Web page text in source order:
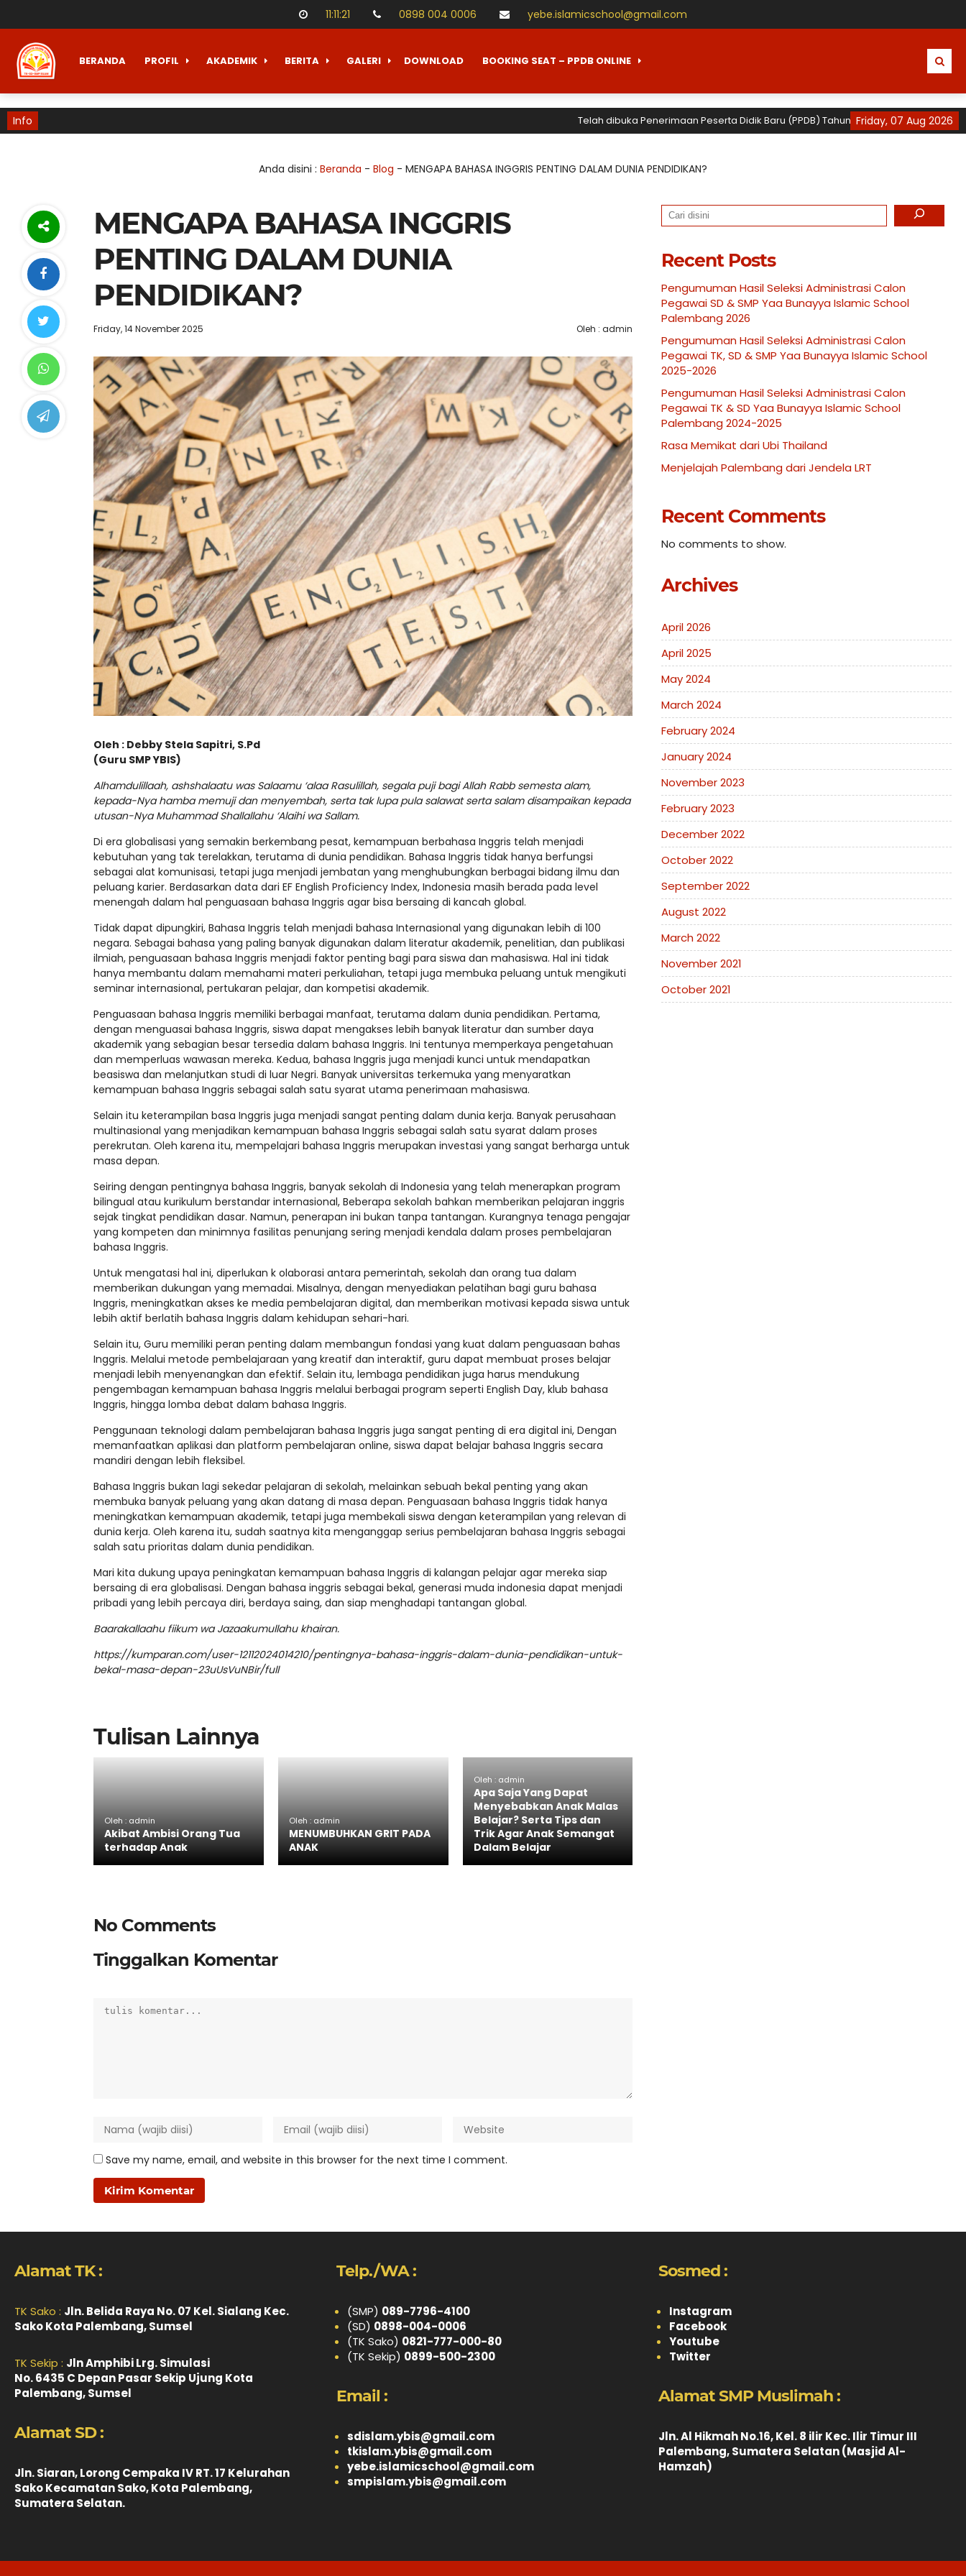
11:11:22 0898 004 0006 yebe.islamicschool@gmail.com
BERANDA PROFIL AKADEMIK BERITA GALERI DOWNLOAD BOOKING SEAT – PPDB ONLINE
Info Friday, 07 Aug 2026
Telah dibuka Penerimaan Peserta Didik Baru (PPDB) Tahun Ajaran 2026 / 2027 untuk
Anda disini : Beranda - Blog - MENGAPA BAHASA INGGRIS PENTING DALAM DUNIA PENDIDIKAN?
MENGAPA BAHASA INGGRIS
PENTING DALAM DUNIA
PENDIDIKAN?
Friday, 14 November 2025 Oleh : admin
Oleh : Debby Stela Sapitri, S.Pd
(Guru SMP YBIS)
Alhamdulillaah, ashshalaatu was Salaamu ‘alaa Rasulillah, segala puji bagi Allah Rabb semesta alam,
kepada-Nya hamba memuji dan menyembah, serta tak lupa pula salawat serta salam disampaikan kepada
utusan-Nya Muhammad Shallallahu ‘Alaihi wa Sallam.
Di era globalisasi yang semakin berkembang pesat, kemampuan berbahasa Inggris telah menjadi
kebutuhan yang tak terelakkan, terutama di dunia pendidikan. Bahasa Inggris tidak hanya berfungsi
sebagai alat komunisasi, tetapi juga menjadi jembatan yang menghubungkan berbagai bidang ilmu dan
peluang karier. Berdasarkan data dari EF English Proficiency Index, Indonesia masih berada pada level
menengah dalam hal penguasaan bahasa Inggris agar bisa bersaing di kancah global.
Tidak dapat dipungkiri, Bahasa Inggris telah menjadi bahasa Internasional yang digunakan lebih di 100
negara. Sebagai bahasa yang paling banyak digunakan dalam literatur akademik, penelitian, dan publikasi
ilmiah, penguasaan bahasa Inggris menjadi faktor penting bagi para siswa dan mahasiswa. Hal ini tidak
hanya membantu dalam memahami materi perkuliahan, tetapi juga membuka peluang untuk mengikuti
seminar internasional, pertukaran pelajar, dan kompetisi akademik.
Penguasaan bahasa Inggris memiliki berbagai manfaat, terutama dalam dunia pendidikan. Pertama,
dengan menguasai bahasa Inggris, siswa dapat mengakses lebih banyak literatur dan sumber daya
akademik yang sebagian besar tersedia dalam bahasa Inggris. Ini tentunya memperkaya pengetahuan
dan memperluas wawasan mereka. Kedua, bahasa Inggris juga menjadi kunci untuk mendapatkan
beasiswa dan melanjutkan studi di luar Negri. Banyak universitas terkemuka yang menyaratkan
kemampuan bahasa Inggris sebagai salah satu syarat utama penerimaan mahasiswa.
Selain itu keterampilan basa Inggris juga menjadi sangat penting dalam dunia kerja. Banyak perusahaan
multinasional yang menjadikan kemampuan bahasa Inggris sebagai salah satu syarat dalam proses
perekrutan. Oleh karena itu, mempelajari bahasa Inggris merupakan investasi yang sangat berharga untuk
masa depan.
Seiring dengan pentingnya bahasa Inggris, banyak sekolah di Indonesia yang telah menerapkan program
bilingual atau kurikulum berstandar internasional, Beberapa sekolah bahkan memberikan pelajaran inggris
sejak tingkat pendidikan dasar. Namun, penerapan ini bukan tanpa tantangan. Kurangnya tenaga pengajar
yang kompeten dan minimnya fasilitas penunjang sering menjadi kendala dalam proses pembelajaran
bahasa Inggris.
Untuk mengatasi hal ini, diperlukan k olaborasi antara pemerintah, sekolah dan orang tua dalam
memberikan dukungan yang memadai. Misalnya, dengan menyediakan pelatihan bagi guru bahasa
Inggris, meningkatkan akses ke media pembelajaran digital, dan memberikan motivasi kepada siswa untuk
lebih aktif berlatih bahasa Inggris dalam kehidupan sehari-hari.
Selain itu, Guru memiliki peran penting dalam membangun fondasi yang kuat dalam penguasaan bahas
Inggris. Melalui metode pembelajaraan yang kreatif dan interaktif, guru dapat membuat proses belajar
menjadi lebih menyenangkan dan efektif. Selain itu, lembaga pendidikan juga harus mendukung
pengembagan kemampuan bahasa Inggris melalui berbagai program seperti English Day, klub bahasa
Inggris, hingga lomba debat dalam bahasa Inggris.
Penggunaan teknologi dalam pembelajaran bahasa Inggris juga sangat penting di era digital ini, Dengan
memanfaatkan aplikasi dan platform pembelajaran online, siswa dapat belajar bahasa Inggris secara
mandiri dengan lebih fleksibel.
Bahasa Inggris bukan lagi sekedar pelajaran di sekolah, melainkan sebuah bekal penting yang akan
membuka banyak peluang yang akan datang di masa depan. Penguasaan bahasa Inggris tidak hanya
meningkatkan kemampuan akademik, tetapi juga membekali siswa dengan keterampilan yang relevan di
dunia kerja. Oleh karena itu, sudah saatnya kita menganggap serius pembelajaran bahasa Inggris sebagai
salah satu prioritas dalam dunia pendidikan.
Mari kita dukung upaya peningkatan kemampuan bahasa Inggris di kalangan pelajar agar mereka siap
bersaing di era globalisasi. Dengan bahasa inggris sebagai bekal, generasi muda indonesia dapat menjadi
pribadi yang lebih percaya diri, berdaya saing, dan siap menghadapi tantangan global.
Baarakallaahu fiikum wa Jazaakumullahu khairan.
https://kumparan.com/user-12112024014210/pentingnya-bahasa-inggris-dalam-dunia-pendidikan-untuk-
bekal-masa-depan-23uUsVuNBir/full
Tulisan Lainnya
Oleh : admin
Akibat Ambisi Orang Tua
terhadap Anak
Oleh : admin
MENUMBUHKAN GRIT PADA
ANAK
Oleh : admin
Apa Saja Yang Dapat
Menyebabkan Anak Malas
Belajar? Serta Tips dan
Trik Agar Anak Semangat
Dalam Belajar
No Comments
Tinggalkan Komentar
Save my name, email, and website in this browser for the next time I comment.
Search
Recent Posts
Pengumuman Hasil Seleksi Administrasi Calon
Pegawai SD & SMP Yaa Bunayya Islamic School
Palembang 2026
Pengumuman Hasil Seleksi Administrasi Calon
Pegawai TK, SD & SMP Yaa Bunayya Islamic School
2025-2026
Pengumuman Hasil Seleksi Administrasi Calon
Pegawai TK & SD Yaa Bunayya Islamic School
Palembang 2024-2025
Rasa Memikat dari Ubi Thailand
Menjelajah Palembang dari Jendela LRT
Recent Comments
No comments to show.
Archives
April 2026
April 2025
May 2024
March 2024
February 2024
January 2024
November 2023
February 2023
December 2022
October 2022
September 2022
August 2022
March 2022
November 2021
October 2021
Alamat TK :
TK Sako : Jln. Belida Raya No. 07 Kel. Sialang Kec.
Sako Kota Palembang, Sumsel
TK Sekip : Jln Amphibi Lrg. Simulasi
No. 6435 C Depan Pasar Sekip Ujung Kota
Palembang, Sumsel
Alamat SD :
Jln. Siaran, Lorong Cempaka IV RT. 17 Kelurahan
Sako Kecamatan Sako, Kota Palembang,
Sumatera Selatan.
Telp./WA :
(SMP) 089-7796-4100
(SD) 0898-004-0006
(TK Sako) 0821-777-000-80
(TK Sekip) 0899-500-2300
Email :
sdislam.ybis@gmail.com
tkislam.ybis@gmail.com
yebe.islamicschool@gmail.com
smpislam.ybis@gmail.com
Sosmed :
Instagram
Facebook
Youtube
Twitter
Alamat SMP Muslimah :
Jln. Al Hikmah No.16, Kel. 8 ilir Kec. Ilir Timur III
Palembang, Sumatera Selatan (Masjid Al-
Hamzah)